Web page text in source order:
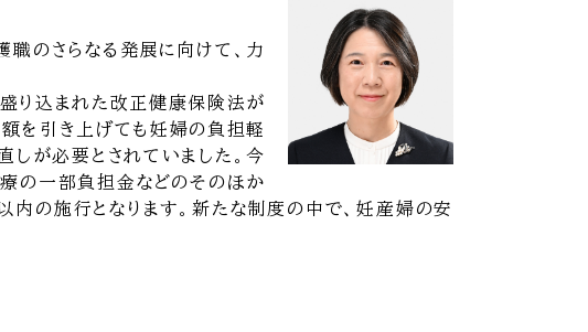
のさらなる発展に向けて、力
り込まれた改正健康保険法が
を引き上げても妊婦の負担軽
が必要とされていました。今
の一部負担金などのそのほか
の施行となります。新たな制度の中で、妊産婦の安